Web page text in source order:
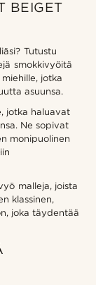
BEIGET
Tutustu
smokkivyöitä
jotka
asuunsa.
jotka haluavat
Ne sopivat
monipuolinen
malleja, joista
klassinen,
joka täydentää